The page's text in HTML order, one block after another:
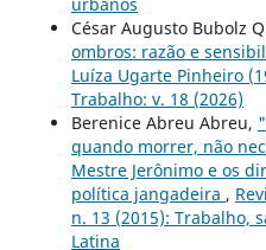
César Augusto Bubolz
ombros: razão e
Luíza Ugarte Pinheiro
Trabalho: v. 18 (2026)
Berenice Abreu Abreu,
quando morrer, não
Mestre Jerônimo e os
política jangadeira ,
n. 13 (2015): Trabalho,
Latina